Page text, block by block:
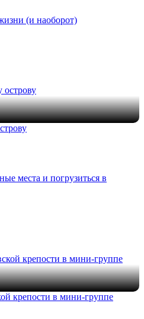
(и наоборот)
места и погрузиться в
крепости в мини-группе